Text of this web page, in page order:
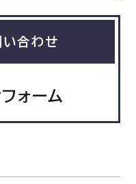
い合わせ
ォーム